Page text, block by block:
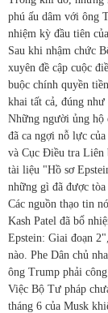
phú ấu dâm với ông
nhiệm kỳ đầu tiên
Sau khi nhậm chức
xuyên đề cập cuộc
buộc chính quyền
khai tất cả, đúng
Những người ủng hộ
đã ca ngợi nỗ lực
và Cục Điều tra Liên
tài liệu "Hồ sơ
những gì đã được
Các nguồn thạo tin
Kash Patel đã bổ
Epstein: Giai đoạn
nào. Phe Dân chủ
ông Trump phải
Việc Bộ Tư pháp
tháng 6 của Musk